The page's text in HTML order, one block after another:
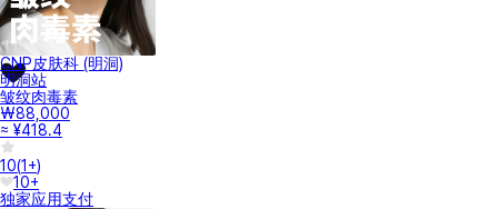
CNP皮肤科 (明洞)
明洞站
皱纹肉毒素
₩88,000
≈ ¥418.4
10(1+)
10+
独家应用支付